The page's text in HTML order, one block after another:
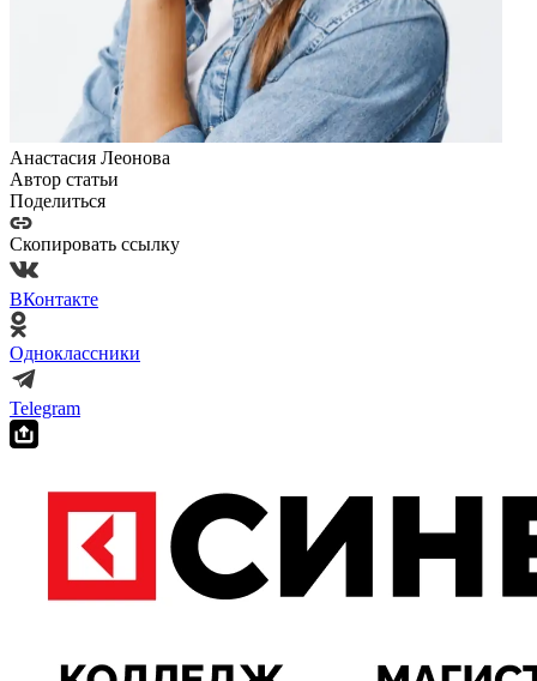
Анастасия Леонова
Автор статьи
Поделиться
Скопировать ссылку
ВКонтакте
Одноклассники
Telegram